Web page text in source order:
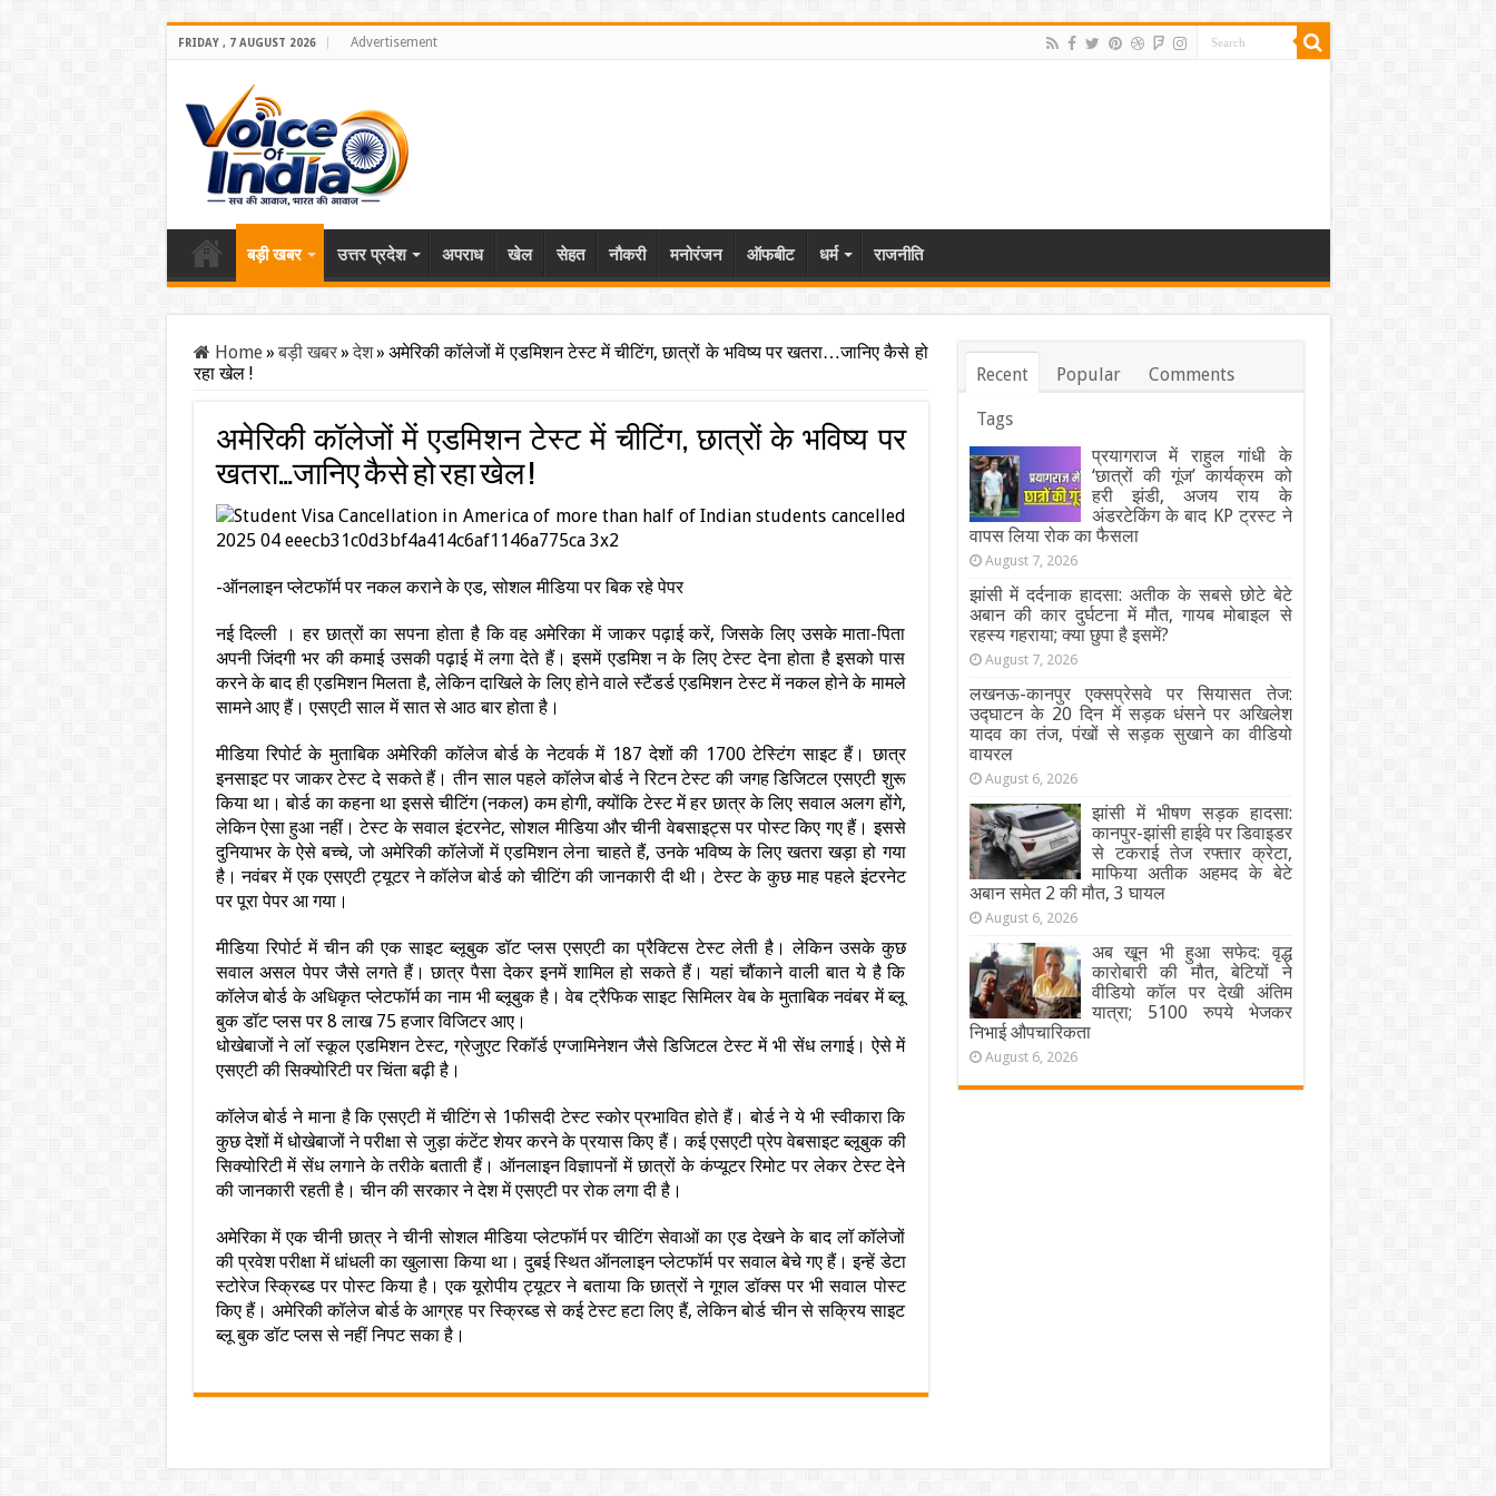
FRIDAY , 7 AUGUST 2026 Advertisement
बड़ी खबर उत्तर प्रदेश अपराध खेल सेहत नौकरी मनोरंजन ऑफबीट धर्म राजनीति
Home»बड़ी खबर» देश» अमेरिकी कॉलेजों में एडमिशन टेस्ट में चीटिंग, छात्रों के भविष्य पर खतरा…जानिए कैसे हो
रहा खेल !
अमेरिकी कॉलेजों में एडमिशन टेस्ट में चीटिंग, छात्रों के भविष्य पर
खतरा…जानिए कैसे हो रहा खेल !
-ऑनलाइन प्लेटफॉर्म पर नकल कराने के एड, सोशल मीडिया पर बिक रहे पेपर
नई दिल्ली । हर छात्रों का सपना होता है कि वह अमेरिका में जाकर पढ़ाई करें, जिसके लिए उसके माता-पिता
अपनी जिंदगी भर की कमाई उसकी पढ़ाई में लगा देते हैं। इसमें एडमिश न के लिए टेस्ट देना होता है इसको पास
करने के बाद ही एडमिशन मिलता है, लेकिन दाखिले के लिए होने‎ वाले स्टैंडर्ड एडमिशन टेस्ट में‎ नकल होने के मामले
सामने आए हैं।‎ एसएटी साल में सात से आठ बार होता है।
मीडिया रिपोर्ट के मुताबिक ‎अमेरिकी कॉलेज बोर्ड के नेटवर्क में 187‎ देशों की 1700 टेस्टिंग साइट हैं। छात्र
इन‎साइट पर जाकर टेस्ट दे सकते हैं। तीन साल पहले कॉलेज बोर्ड ने रिटन टेस्ट‎ की जगह डिजिटल एसएटी शुरू
किया था।‎ बोर्ड का कहना था इससे चीटिंग (नकल) कम होगी, ‎क्योंकि‎ टेस्ट में हर छात्र के लिए सवाल‎ अलग होंगे,
लेकिन ऐसा हुआ नहीं। टेस्ट के‎ सवाल इंटरनेट, सोशल मीडिया और चीनी‎ वेबसाइट्स पर पोस्ट किए गए हैं।‎ इससे‎
दुनियाभर के ऐसे बच्चे, जो अमेरिकी‎ कॉलेजों में एडमिशन लेना चाहते हैं, उनके‎ भविष्य के लिए खतरा खड़ा हो गया
है।‎‎ नवंबर में एक एसएटी ट्यूटर ने कॉलेज बोर्ड‎ को चीटिंग की जानकारी दी थी। टेस्ट के कुछ‎ माह पहले इंटरनेट
पर पूरा पेपर आ गया‎।‎
मीडिया रिपोर्ट में चीन की एक साइट ब्लूबुक डॉट प्लस ‎एसएटी का प्रैक्टिस टेस्ट लेती है। लेकिन‎ उसके कुछ
सवाल असल पेपर जैसे लगते‎ हैं। छात्र पैसा देकर इनमें शामिल हो सकते‎ हैं। यहां चौंकाने वाली बात ये है कि
कॉलेज‎ बोर्ड के अधिकृत प्लेटफॉर्म का नाम भी‎ ब्लूबुक है। वेब ट्रैफिक साइट सिमिलर वेब ‎के मुताबिक नवंबर में ब्लू
बुक डॉट प्लस‎ पर 8 लाख 75 हजार विजिटर आए।‎
धोखेबाजों ने लॉ स्कूल‎‎‎‎ एडमिशन टेस्ट, ग्रेजुएट रिकॉर्ड एग्जामिनेशन ‎जैसे डिजिटल टेस्ट में भी सेंध लगाई।‎ ऐसे में
एसएटी की सिक्योरिटी पर चिंता बढ़ी ‎है।
कॉलेज बोर्ड ने माना है कि एसएटी में‎ चीटिंग से 1फीसदी टेस्ट स्कोर प्रभावित होते हैं। ‎बोर्ड ने ये भी स्वीकारा कि
कुछ देशों में‎ धोखेबाजों ने परीक्षा से जुड़ा कंटेंट शेयर‎ करने के प्रयास किए हैं। कई एसएटी प्रेप‎ वेबसाइट ब्लूबुक की
सिक्योरिटी में सेंध‎ लगाने के तरीके बताती हैं। ऑनलाइन‎ विज्ञापनों में छात्रों के कंप्यूटर रिमोट पर‎ लेकर टेस्ट देने
की जानकारी रहती है। ‎चीन की सरकार ने देश में एसएटी पर रोक ‎लगा दी है।
अमेरिका में एक चीनी छात्र ने चीनी‎ सोशल मीडिया प्लेटफॉर्म पर चीटिंग‎ सेवाओं का एड देखने के बाद लॉ कॉलेजों
की‎ प्रवेश परीक्षा में धांधली का खुलासा किया था।‎ दुबई स्थित ऑनलाइन प्लेटफॉर्म पर सवाल बेचे गए हैं। इन्हें डेटा
स्टोरेज स्क्रिब्ड‎ पर पोस्ट किया है। एक यूरोपीय ट्यूटर ने‎ बताया कि छात्रों ने गूगल डॉक्स पर भी सवाल‎ पोस्ट
किए हैं। अमेरिकी कॉलेज बोर्ड के आग्रह‎ पर स्क्रिब्ड से कई टेस्ट हटा लिए हैं, लेकिन ‎बोर्ड चीन से सक्रिय साइट
ब्लू बुक डॉट प्लस से‎ नहीं निपट सका है।
Recent Popular Comments
Tags
प्रयागराज में राहुल गांधी के
‘छात्रों की गूंज’ कार्यक्रम को
हरी झंडी, अजय राय के
अंडरटेकिंग के बाद KP ट्रस्ट ने
वापस लिया रोक का फैसला
August 7, 2026
झांसी में दर्दनाक हादसा: अतीक के सबसे छोटे बेटे
अबान की कार दुर्घटना में मौत, गायब मोबाइल से
रहस्य गहराया; क्या छुपा है इसमें?
August 7, 2026
लखनऊ-कानपुर एक्सप्रेसवे पर सियासत तेज:
उद्घाटन के 20 दिन में सड़क धंसने पर अखिलेश
यादव का तंज, पंखों से सड़क सुखाने का वीडियो
वायरल
August 6, 2026
झांसी में भीषण सड़क हादसा:
कानपुर-झांसी हाईवे पर डिवाइडर
से टकराई तेज रफ्तार क्रेटा,
माफिया अतीक अहमद के बेटे
अबान समेत 2 की मौत, 3 घायल
August 6, 2026
अब खून भी हुआ सफेद: वृद्ध
कारोबारी की मौत, बेटियों ने
वीडियो कॉल पर देखी अंतिम
यात्रा; 5100 रुपये भेजकर
निभाई औपचारिकता
August 6, 2026